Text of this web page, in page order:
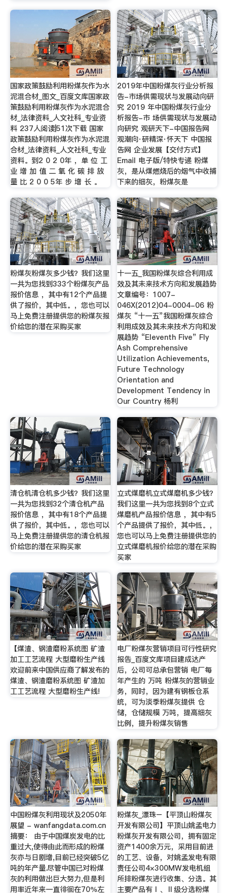
国家政策鼓励利用粉煤灰作为水
泥混合材_图文_百度文库国家政
策鼓励利用粉煤灰作为水泥混合
材_法律资料_人文社科_专业资
料 237人阅读|51次下载 国家
政策鼓励利用粉煤灰作为水泥混
合材_法律资料_人文社科_专业
资料。到2 0 2 0年 ，单 位 工
业 增 加 值 二 氧 化 碳 排 放
量 比 2 0 0 5年 步 增 长 。
2019年中国粉煤灰行业分析报
告-市场供需现状与发展动向研
究 2019 年中国粉煤灰行业分
析报告-市 场供需现状与发展动
向研究 观研天下-中国报告网
观潮向·研精深·怀天下 中国报
告网 企业发展【交付方式】
Email 电子版/特快专递 粉煤
灰，是从煤燃烧后的烟气中收捕
下来的细灰，粉煤灰是
粉煤灰粉煤灰多少钱？我们这里
一共为您找到333个粉煤灰产品
报价信息 ，其中有12个产品提
供了报价，其中低。，您也可以
马上免费注册提供您的粉煤灰报
价给您的潜在采购买家
十一五_我国粉煤灰综合利用成
效及其未来技术方向和发展趋势
文章编号：1007-
046X(2012)04-0004-06 粉
煤灰 “十一五”我国粉煤灰综合
利用成效及其未来技术方向和发
展趋势 “Eleventh Five” Fly
Ash Comprehensive
Utilization Achievements,
Future Technology
Orientation and
Development Tendency in
Our Country 杨利
清仓机清仓机多少钱？我们这里
一共为您找到32个清仓机产品
报价信息 ，其中有18个产品提
供了报价，其中低。，您也可以
马上免费注册提供您的清仓机报
价给您的潜在采购买家
立式煤磨机立式煤磨机多少钱？
我们这里一共为您找到8个立式
煤磨机产品报价信息 ，其中有5
个产品提供了报价，其中低。，
您也可以马上免费注册提供您的
立式煤磨机报价给您的潜在采购
买家
【煤渣、钢渣磨粉系统图 矿渣
加工工艺流程 大型磨粉生产线
欢迎前来中国供应商了解发布的
煤渣、钢渣磨粉系统图 矿渣加
工工艺流程 大型磨粉生产线!
电厂粉煤灰营销项目可行性研究
报告_百度文库项目建成达产
后，公司可总承包营销 电厂每
年产生的 万吨 粉煤灰的营销业
务，同时，因为建有钢板仓系
统，可为淡季粉煤灰提供 仓
储，仓储规模 万吨，提高细灰
比例，提升粉煤灰销售
中国粉煤灰利用现状及2050年
展望 - wanfangdata.com.cn
摘要： 由于中国煤炭发电的比
重过大,使得由此而形成的粉煤
灰亦与日剧增,目前已经突破5亿
吨的年产量.尽管中国已对粉煤
灰的利用做出巨大努力,但是利
用率近年来一直徘徊在70％左
粉煤灰_漂珠–【平顶山粉煤灰
开发有限公司】平顶山姚孟电力
粉煤灰开发有限公司，拥有固定
资产1400余万元，采用目前进
的工艺、设备，对姚孟发电有限
责任公司4×300MW发电机组
所排粉煤灰进行收集、分选。其
主要产品有Ⅰ、Ⅱ级分选粉煤